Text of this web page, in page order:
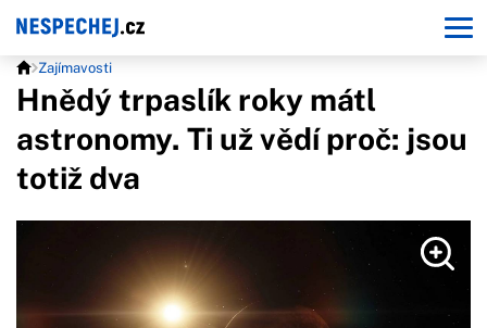
Zajímavosti
Hnědý trpaslík roky mátl
astronomy. Ti už vědí proč: jsou
totiž dva